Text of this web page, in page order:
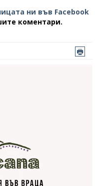
ни във Facebook
коментари.